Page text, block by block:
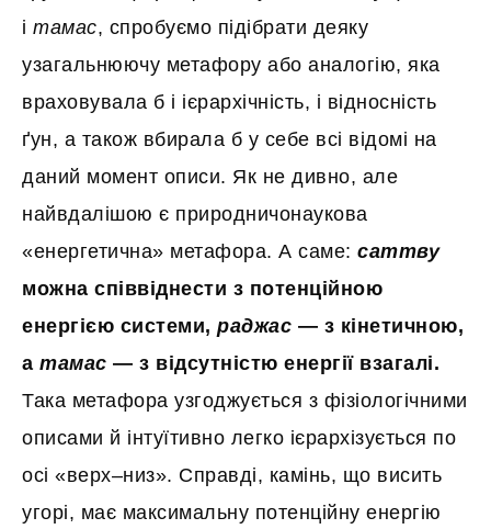
і тамас, спробуємо підібрати деяку
узагальнюючу метафору або аналогію, яка
враховувала б і ієрархічність, і відносність
ґун, а також вбирала б у себе всі відомі на
даний момент описи. Як не дивно, але
найвдалішою є природничонаукова
«енергетична» метафора. А саме: саттву
можна співвіднести з потенційною
енергією системи, раджас — з кінетичною,
а тамас — з відсутністю енергії взагалі.
Така метафора узгоджується з фізіологічними
описами й інтуїтивно легко ієрархізується по
осі «верх–низ». Справді, камінь, що висить
угорі, має максимальну потенційну енергію